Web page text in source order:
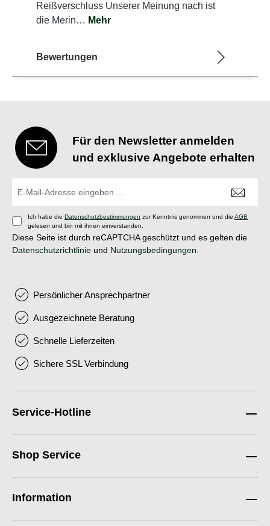
Reißverschluss Unserer Meinung nach ist
die Merin… Mehr
Bewertungen
Für den Newsletter anmelden
und exklusive Angebote erhalten
Ich habe die Datenschutzbestimmungen zur Kenntnis genommen und die AGB
gelesen und bin mit ihnen einverstanden.
Diese Seite ist durch reCAPTCHA geschützt und es gelten die
Datenschutzrichtlinie und Nutzungsbedingungen
Persönlicher Ansprechpartner
Ausgezeichnete Beratung
Schnelle Lieferzeiten
Sichere SSL Verbindung
Service-Hotline
Shop Service
Information